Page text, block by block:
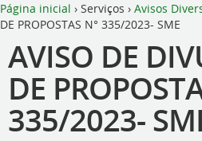
Página inicial › Serviços › Avisos
DE PROPOSTAS N° 335/2023- SME
AVISO DE
DE
335/2023-